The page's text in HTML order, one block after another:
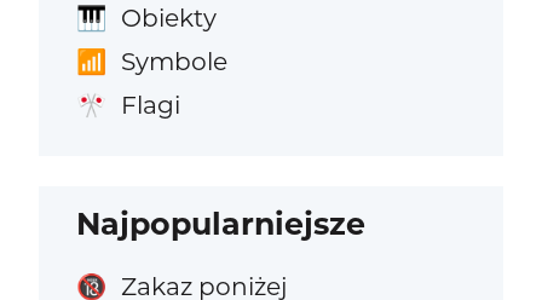
🎹 Obiekty
📶 Symbole
🎌 Flagi
Najpopularniejsze
🔞 Zakaz poniżej